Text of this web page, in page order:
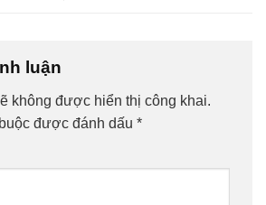
luận
không được hiển thị công khai.
được đánh dấu *